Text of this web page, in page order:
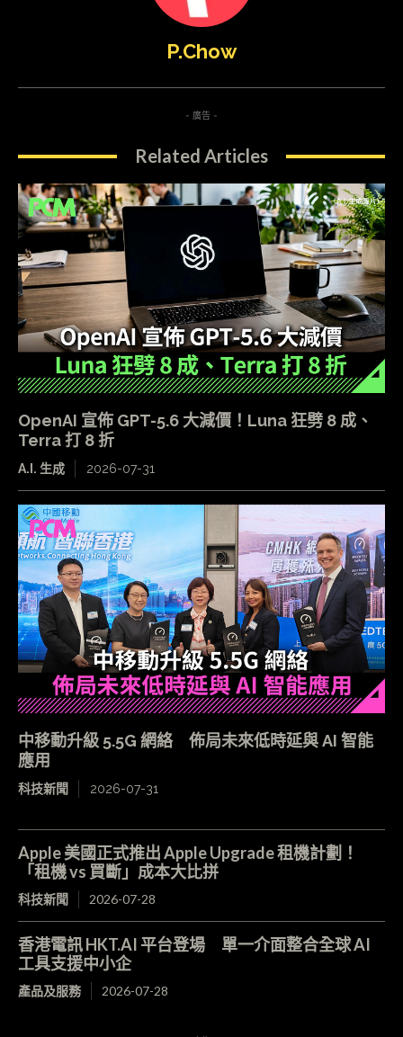
P.Chow
- 廣告 -
Related Articles
OpenAI 宣佈 GPT-5.6 大減價！Luna 狂劈 8 成、
Terra 打 8 折
A.I. 生成 2026-07-31
中移動升級 5.5G 網絡 佈局未來低時延與 AI 智能
應用
科技新聞 2026-07-31
Apple 美國正式推出 Apple Upgrade 租機計劃！
「租機 vs 買斷」成本大比拼
科技新聞 2026-07-28
香港電訊 HKT.AI 平台登場 單一介面整合全球 AI
工具支援中小企
產品及服務 2026-07-28